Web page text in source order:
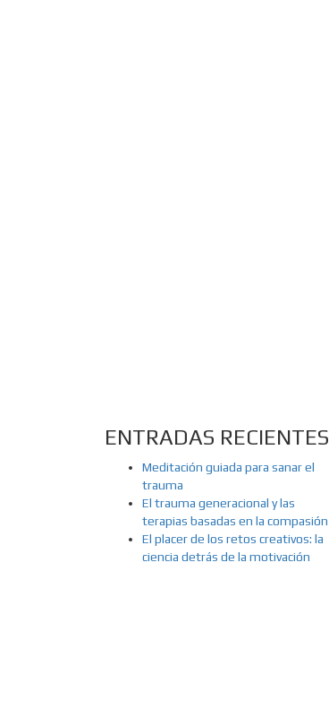
ENTRADAS RECIENTES
Meditación guiada para sanar el
trauma
El trauma generacional y las
terapias basadas en la compasión
El placer de los retos creativos: la
ciencia detrás de la motivación